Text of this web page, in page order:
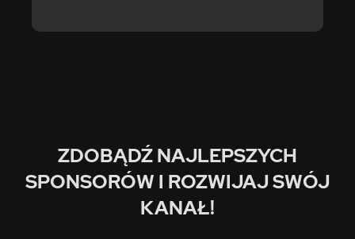
ZDOBĄDŹ NAJLEPSZYCH
SPONSORÓW I ROZWIJAJ SWÓJ
KANAŁ!